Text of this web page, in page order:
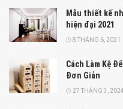
Mẫu thiết kế
hiện đại 2021
8 THÁNG 6, 2021
Cách Làm Kệ
Đơn Giản
27 THÁNG 3, 2024